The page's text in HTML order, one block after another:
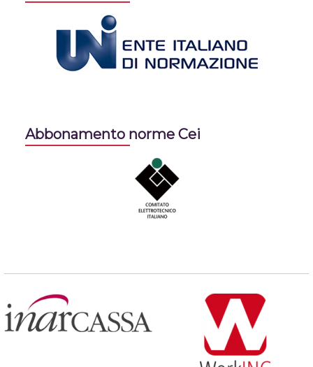
Abbonamento norme Cei